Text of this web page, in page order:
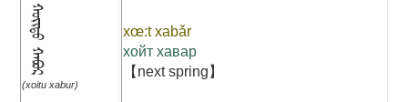
ᠬᠣᠢᠲᠤ ᠬᠠᠪᠤᠷ
(xoitu xabur)
xœ:t xabǎr
хойт хавар
【next spring】